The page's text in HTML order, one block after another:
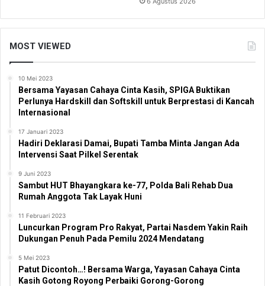
MOST VIEWED
10 Mei 2023
Bersama Yayasan Cahaya Cinta Kasih, SPIGA Buktikan
Perlunya Hardskill dan Softskill untuk Berprestasi di Kancah
Internasional
17 Januari 2023
Hadiri Deklarasi Damai, Bupati Tamba Minta Jangan Ada
Intervensi Saat Pilkel Serentak
9 Juni 2023
Sambut HUT Bhayangkara ke-77, Polda Bali Rehab Dua
Rumah Anggota Tak Layak Huni
11 Februari 2023
Luncurkan Program Pro Rakyat, Partai Nasdem Yakin Raih
Dukungan Penuh Pada Pemilu 2024 Mendatang
5 Mei 2023
Patut Dicontoh…! Bersama Warga, Yayasan Cahaya Cinta
Kasih Gotong Royong Perbaiki Gorong-Gorong